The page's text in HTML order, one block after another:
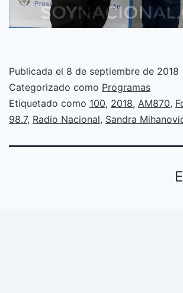
Publicada el 8 de septiembre de 2018
Categorizado como Programas
Etiquetado como 100, 2018, AM870,
98.7, Radio Nacional, Sandra